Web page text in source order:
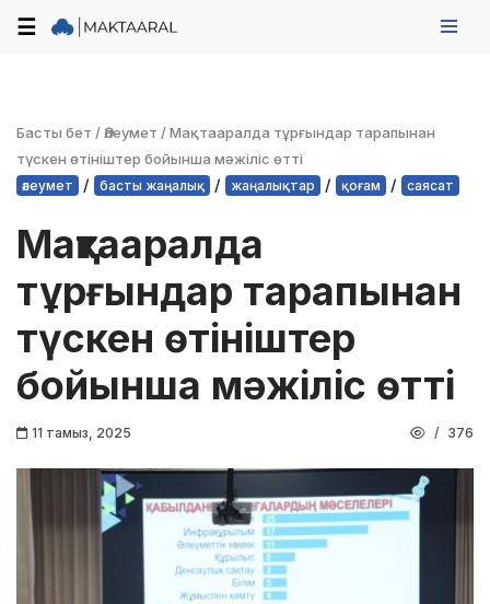
☰
Басты бет /Әлеумет /Мақтааралда тұрғындар тарапынан
түскен өтініштер бойынша мәжіліс өтті
әлеумет / басты жаңалық / жаңалықтар / қоғам / саясат
Мақтааралда
тұрғындар тарапынан
түскен өтініштер
бойынша мәжіліс өтті
11 тамыз, 2025 376